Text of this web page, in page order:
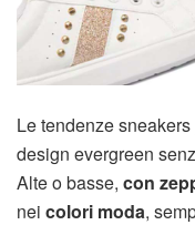
Le tendenze
design evergreen
Alte o basse, con
nei colori moda,